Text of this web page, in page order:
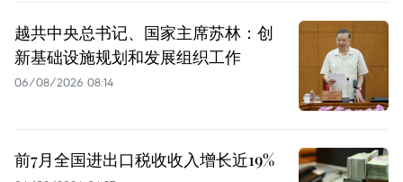
越共中央总书记、国家主席苏林：创
新基础设施规划和发展组织工作
06/08/2026 08:14
前7月全国进出口税收收入增长近19%